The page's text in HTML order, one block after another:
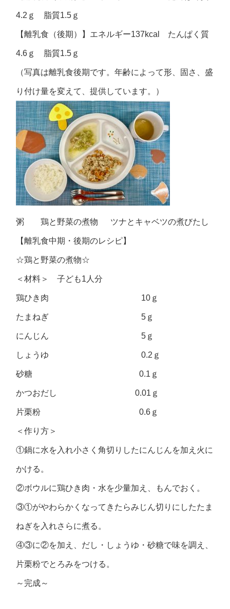
4.2ｇ 脂質1.5ｇ
【離乳食（後期）】エネルギー137kcal たんぱく質
4.6ｇ 脂質1.5ｇ
（写真は離乳食後期です。年齢によって形、固さ、盛
り付け量を変えて、提供しています。）
粥 鶏と野菜の煮物 ツナとキャベツの煮びたし
【離乳食中期・後期のレシピ】
☆鶏と野菜の煮物☆
＜材料＞ 子ども1人分
鶏ひき肉 10ｇ
たまねぎ 5ｇ
にんじん 5ｇ
しょうゆ 0.2ｇ
砂糖 0.1ｇ
かつおだし 0.01ｇ
片栗粉 0.6ｇ
＜作り方＞
①鍋に水を入れ小さく角切りしたにんじんを加え火に
かける。
②ボウルに鶏ひき肉・水を少量加え、もんでおく。
③①がやわらかくなってきたらみじん切りにしたたま
ねぎを入れさらに煮る。
④③に②を加え、だし・しょうゆ・砂糖で味を調え、
片栗粉でとろみをつける。
～完成～